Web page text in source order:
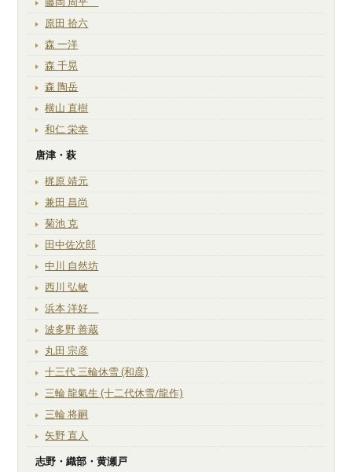
原田 拾六
森 一洋
森 千晃
森 陶岳
横山 直樹
和仁 栄幸
唐津・萩
梶原 靖元
兼田 昌尚
菊池 克
田中佐次郎
中川 自然坊
西川 弘敏
浜本 洋好
波多野 善蔵
丸田 宗彦
十三代 三輪休雪 (和彦)
三輪 龍氣生 (十二代休雪/龍作)
三輪 将嗣
矢野 直人
志野・織部・黄瀬戸